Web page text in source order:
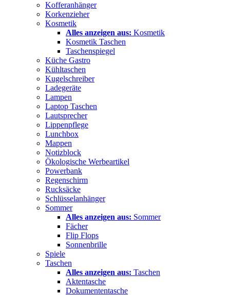
Kofferanhänger
Korkenzieher
Kosmetik
Alles anzeigen aus: Kosmetik
Kosmetik Taschen
Taschenspiegel
Küche Gastro
Kühltaschen
Kugelschreiber
Ladegeräte
Lampen
Laptop Taschen
Lautsprecher
Lippenpflege
Lunchbox
Mappen
Notizblock
Ökologische Werbeartikel
Powerbank
Regenschirm
Rucksäcke
Schlüsselanhänger
Sommer
Alles anzeigen aus: Sommer
Fächer
Flip Flops
Sonnenbrille
Spiele
Taschen
Alles anzeigen aus: Taschen
Aktentasche
Dokumententasche